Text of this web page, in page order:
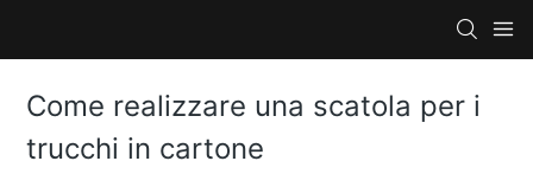
Come realizzare una scatola per i
trucchi in cartone